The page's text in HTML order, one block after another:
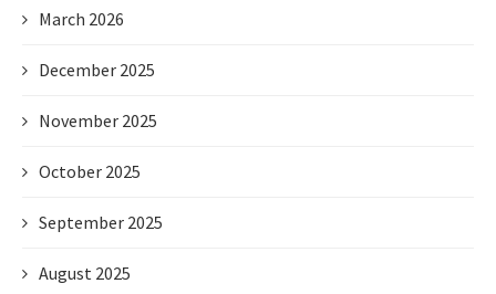
March 2026
December 2025
November 2025
October 2025
September 2025
August 2025